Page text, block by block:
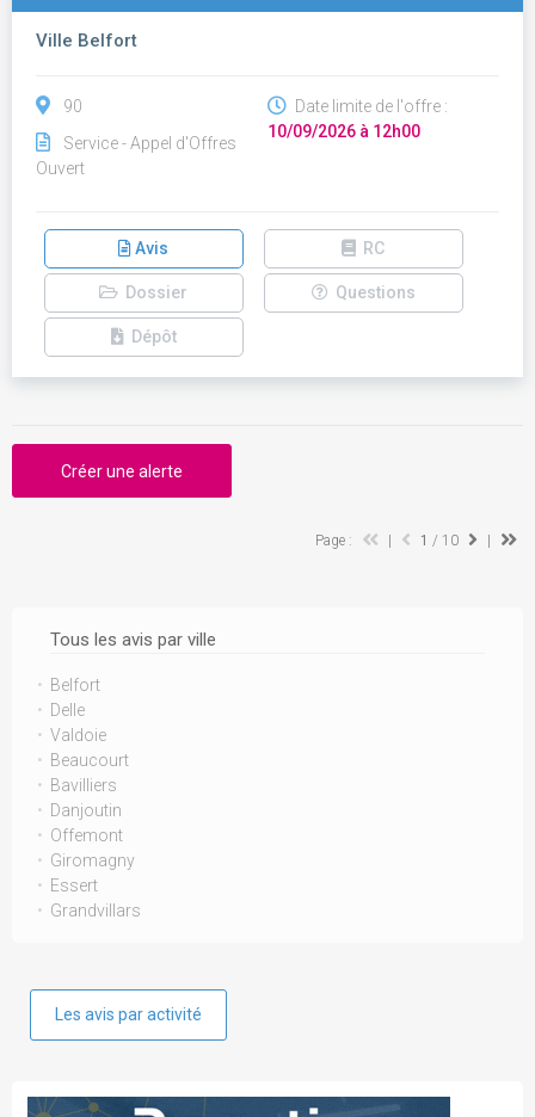
Tous les avis par ville
Belfort
Delle
Valdoie
Beaucourt
Bavilliers
Danjoutin
Offemont
Giromagny
Essert
Grandvillars
Les avis par activité
Ville Belfort
90
Service - Appel d'Offres
Ouvert
Date limite de l'offre :
10/09/2026 à 12h00
Avis RC
Dossier Questions
Dépôt
Créer une alerte
Page : 1 / 10